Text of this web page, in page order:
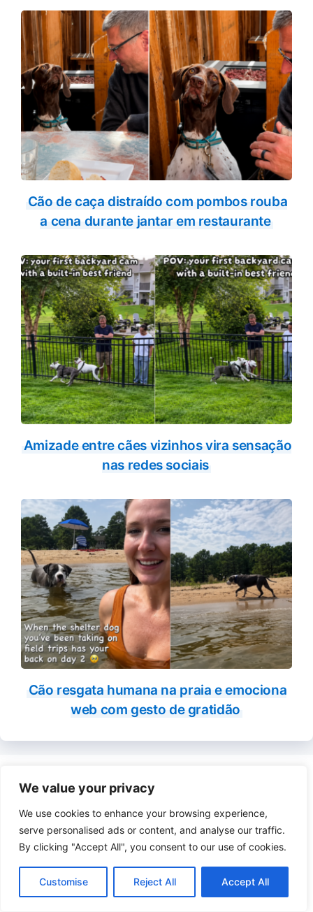
We value your privacy
We use cookies to enhance your browsing experience,
serve personalised ads or content, and analyse our traffic.
By clicking "Accept All", you consent to our use of cookies.
Customise Reject All Accept All
Cão de caça distraído com pombos rouba
a cena durante jantar em restaurante
Amizade entre cães vizinhos vira sensação
nas redes sociais
Cão resgata humana na praia e emociona
web com gesto de gratidão
tudo sobre os cachorros: raças, comportamentos,
dicas e cuidados, notícias, histórias felizes e muitas
informações úteis sobre como cuidar do seu cão.
As Informações contidas neste site possuem caráter
meramente informativo, elas não substituem qualquer
aconselhamento médico ou de qualquer outro
profissional. Não deixe de consultar o seu veterinário